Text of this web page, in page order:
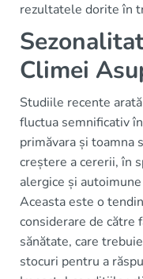
rezultatele dorite în
Climei
Studiile recente
fluctua semnificativ
primăvara și toamna
creștere a cererii, în
alergice și
Aceasta este o
considerare de către
sănătate, care
stocuri pentru a